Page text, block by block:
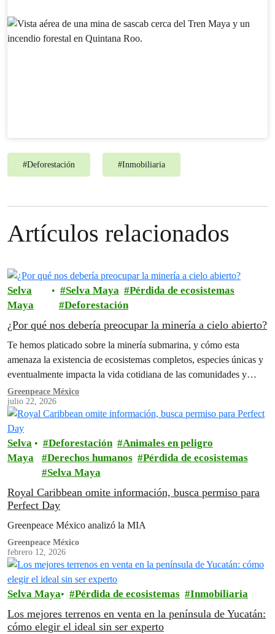
#Deforestación #Inmobiliaria
Artículos relacionados
Selva
Maya
Selva Maya
Pérdida de ecosistemas
Deforestación
¿Por qué nos debería preocupar la minería a cielo abierto?
Te hemos platicado sobre la minería submarina, y cómo esta
amenaza la existencia de ecosistemas completos, especies únicas y
eventualmente impacta la vida cotidiana de las comunidades y
personas de…
Greenpeace México
julio 22, 2026
Selva
Maya
Deforestación
Animales en peligro
Derechos humanos
Pérdida de ecosistemas
Selva Maya
Royal Caribbean omite información, busca permiso para
Perfect Day
Greenpeace México analizó la MIA
Greenpeace México
febrero 12, 2026
Selva Maya Pérdida de ecosistemas Inmobiliaria
Los mejores terrenos en venta en la península de Yucatán:
cómo elegir el ideal sin ser experto